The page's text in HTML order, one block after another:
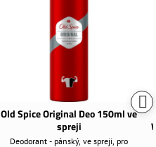
Old Spice Original Deo 150ml ve
spreji
Deodorant - pánský, ve spreji, pro